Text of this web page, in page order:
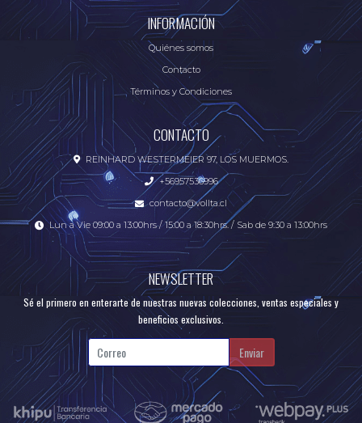
INFORMACIÓN
Quiénes somos
Contacto
Términos y Condiciones
CONTACTO
REINHARD WESTERMEIER 97, LOS MUERMOS.
+56957536996
contacto@vollta.cl
Lun a Vie 09:00 a 13:00hrs / 15:00 a 18:30hrs. / Sab de 9:30 a 13:00hrs
NEWSLETTER
Sé el primero en enterarte de nuestras nuevas colecciones, ventas especiales y
beneficios exclusivos.
Enviar